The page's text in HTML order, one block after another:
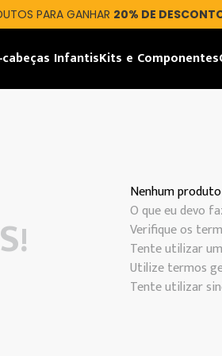
PARA GANHAR 20% DE
cabeças InfantisKits e Componentes
Nenhum
O que eu devo
Verifique os
Tente utilizar
Utilize termos
Tente utilizar